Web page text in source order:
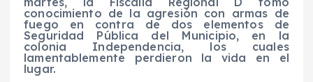
conocimiento de la agresión con armas de
fuego en contra de dos elementos de
Seguridad Pública del Municipio, en la
colonia Independencia, los cuales
lamentablemente perdieron la vida en el
lugar.